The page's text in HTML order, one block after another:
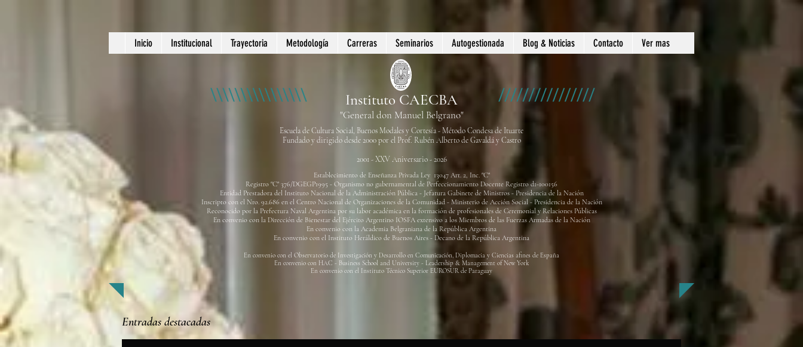
Inicio Institucional Trayectoria Metodología Carreras Seminarios Autogestionada Blog & Noticias Contacto Ver mas
Instituto CAECBA
"General don Manuel Belgrano"
Escuela de Cultura Social, Buenos Modales y Cortesía - Método Condesa de Ituarte
Fundado y dirigido desde 2000 por el Prof. Rubén Alberto de Gavaldá y Castro
2001 - XXV Aniversario - 2026
Establecimiento de Enseñanza Privada Ley 13047 Art. 2, Inc. "C"
Registro "C" 376/DGEGP1995 - Organismo no gubernamental de Perfeccionamiento Docente Registro d1-100156
Entidad Prestadora del Instituto Nacional de la Administración Pública - Jefatura Gabinete de Ministros - Presidencia de la Nación
Inscripto con el Nro. 92.686 en el Centro Nacional de Organizaciones de la Comunidad - Ministerio de Acción Social - Presidencia de la Nación
Reconocido por la Prefectura Naval Argentina por su labor académica en la formación de profesionales de Ceremonial y Relaciones Públicas
En convenio con la Dirección de Bienestar del Ejército Argentino IOSFA extensivo a los Miembros de las Fuerzas Armadas de la Nación
En convenio con la Academia Belgraniana de la República Argentina
En convenio con el Instituto Heráldico de Buenos Aires - Decano de la República Argentina
En convenio con el Observatorio de Investigación y Desarrollo en Comunicación, Diplomacia y Ciencias afines de España
En convenio con HAC - Business School and University - Leadership & Management of New York
En convenio con el Instituto Técnico Superior EUROSUR de Paraguay
Entradas destacadas